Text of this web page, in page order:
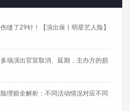
缝了29针！【演出保丨明星艺人险】
场演出官宣取消、延期，主办方的损
理赔全解析：不同活动情况对应不同